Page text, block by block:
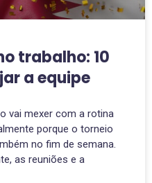
trabalho: 10
a equipe
vai mexer com a rotina
porque o torneio
no fim de semana.
as reuniões e a